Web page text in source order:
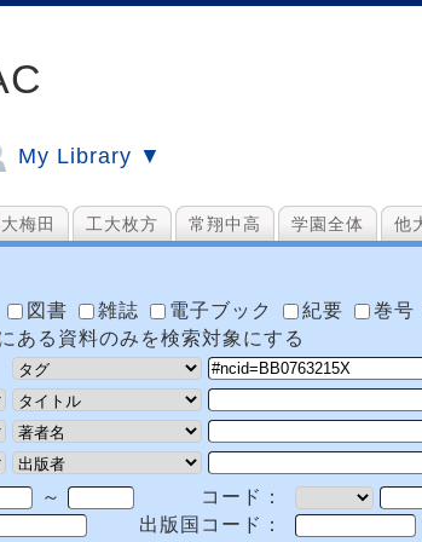
My Library ▼
梅田 工大枚方 常翔中高 学園全体 他
図書 雑誌 電子ブック 紀要 巻号
ある資料のみを検索対象にする
～
コード：
出版国コード：